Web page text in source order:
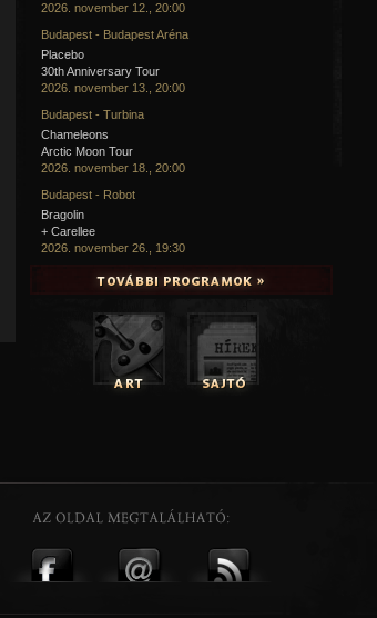
2026. november 12., 20:00
Budapest - Budapest Aréna
Placebo
30th Anniversary Tour
2026. november 13., 20:00
Budapest - Turbina
Chameleons
Arctic Moon Tour
2026. november 18., 20:00
Budapest - Robot
Bragolin
+ Carellee
2026. november 26., 19:30